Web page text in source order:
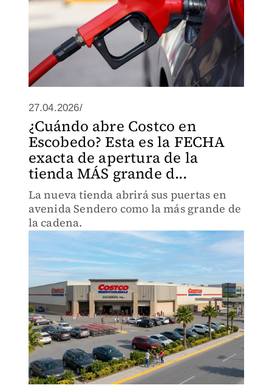
27.04.2026/
¿Cuándo abre Costco en
Escobedo? Esta es la FECHA
exacta de apertura de la
tienda MÁS grande d...
La nueva tienda abrirá sus puertas en
avenida Sendero como la más grande de
la cadena.